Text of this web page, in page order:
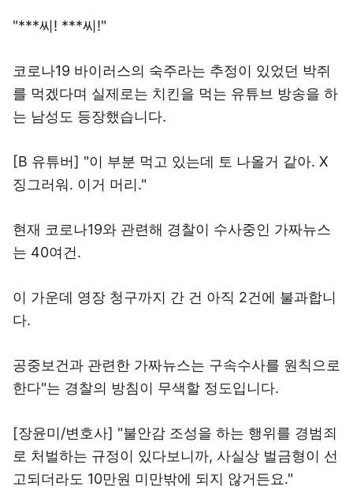
"***씨! ***씨!"
코로나19 바이러스의 숙주라는 추정이 있었던 박쥐
를 먹겠다며 실제로는 치킨을 먹는 유튜브 방송을 하
는 남성도 등장했습니다.
[B 유튜버] "이 부분 먹고 있는데 토 나올거 같아. X
징그러워. 이거 머리."
현재 코로나19와 관련해 경찰이 수사중인 가짜뉴스
는 40여건.
이 가운데 영장 청구까지 간 건 아직 2건에 불과합니
다.
공중보건과 관련한 가짜뉴스는 구속수사를 원칙으로
한다"는 경찰의 방침이 무색할 정도입니다.
[장윤미/변호사] "불안감 조성을 하는 행위를 경범죄
로 처벌하는 규정이 있다보니까, 사실상 벌금형이 선
고되더라도 10만원 미만밖에 되지 않거든요."